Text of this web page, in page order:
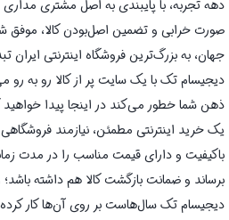
صورت خرابی و تضمین اصل‌بودن کالا، موفق
جهان، به بزرگ‌ترین فروشگاه اینترنتی
دیجیسام تک با یک سایت پر از کالا رو به رو
ذهن شما خطور می‌کند در اینجا پیدا خواهید
یک خرید اینترنتی مطمئن، نیازمند
باکیفیت و دارای قیمت مناسب را در مدت
برساند و ضمانت بازگشت کالا هم داشته باشد؛
دیجیسام تک سال‌هاست بر روی آن‌ها کار